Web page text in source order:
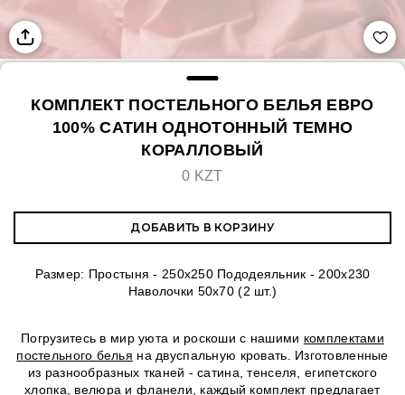
КОМПЛЕКТ ПОСТЕЛЬНОГО БЕЛЬЯ ЕВРО
100% САТИН ОДНОТОННЫЙ ТЕМНО
КОРАЛЛОВЫЙ
0 KZT
ДОБАВИТЬ В КОРЗИНУ
Размер: Простыня - 250х250 Пододеяльник - 200х230
Наволочки 50х70 (2 шт.)
Погрузитесь в мир уюта и роскоши с нашими комплектами
постельного белья на двуспальную кровать. Изготовленные
из разнообразных тканей - сатина, тенселя, египетского
хлопка, велюра и фланели, каждый комплект предлагает